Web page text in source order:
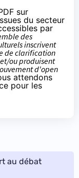
sur
du secteur
par
des
inscrivent
de clarification
ou produisent
d'open
attendons
pour les
au débat